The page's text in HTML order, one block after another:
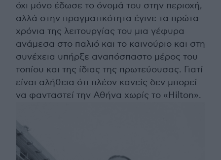
όχι μόνο έδωσε το όνομά του στην περιοχή,
αλλά στην πραγματικότητα έγινε τα πρώτα
χρόνια της λειτουργίας του μια γέφυρα
ανάμεσα στο παλιό και το καινούριο και στη
συνέχεια υπήρξε αναπόσπαστο μέρος του
τοπίου και της ίδιας της πρωτεύουσας. Γιατί
είναι αλήθεια ότι πλέον κανείς δεν μπορεί
να φανταστεί την Αθήνα χωρίς το «Hilton».